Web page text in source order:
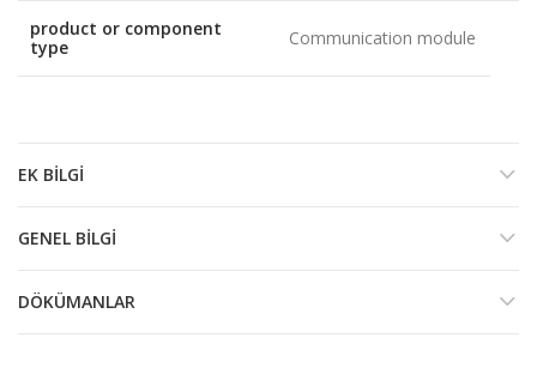
product or component
type
Communication module
EK BILGI
GENEL BILGI
DÖKÜMANLAR